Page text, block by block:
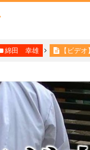
綿田 幸雄 【ビデ